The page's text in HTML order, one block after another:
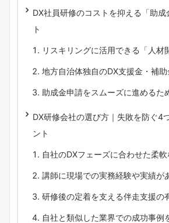
DX社員研修のコストを抑える「助成
ト
リスキリングに活用できる「人材
地方自治体独自のDX支援金・補
助成金申請をスムーズに進めるた
DX研修会社の選び方｜失敗を防ぐ4
ント
自社のDXフェーズに合わせた柔
講師に現場での実務経験や実績が
研修後の定着を支える伴走支援の
自社と類似した業界での成功事例